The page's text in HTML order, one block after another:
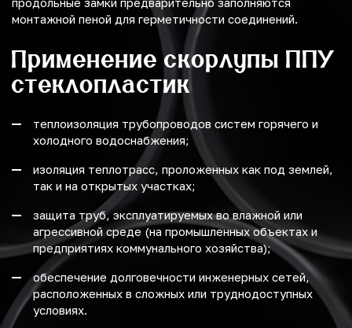
монтажной пеной для герметичности соединений.
Применение скорлупы ППУ
стеклопластик
теплоизоляция трубопроводов систем горячего и
холодного водоснабжения;
изоляция теплотрасс, проложенных как под землей,
так и на открытых участках;
защита труб, эксплуатируемых во влажной или
агрессивной среде (на промышленных объектах и
предприятиях коммунального хозяйства);
обеспечение долговечности инженерных сетей,
расположенных в сложных или труднодоступных
условиях.